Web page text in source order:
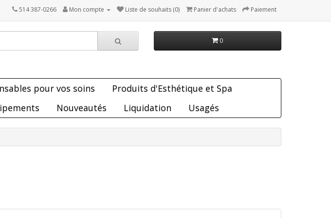
514 387-0266 Mon compte Liste de souhaits (0) Panier d'achats Paiement
0
pour vos soins
Produits d'Esthétique et Spa
Nouveautés Liquidation Usagés